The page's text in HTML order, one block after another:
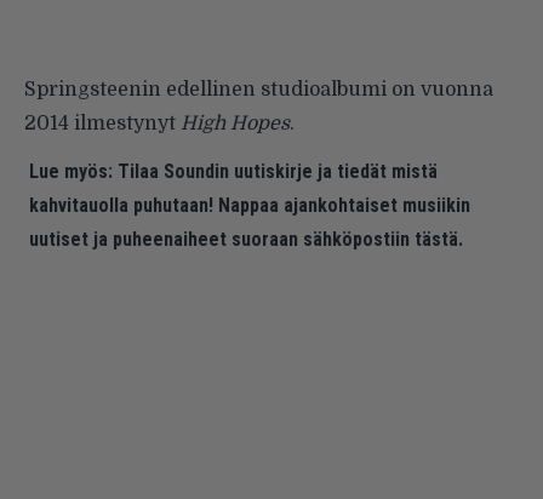
Springsteenin edellinen studioalbumi on vuonna
2014 ilmestynyt High Hopes.
Lue myös: Tilaa Soundin uutiskirje ja tiedät mistä
kahvitauolla puhutaan! Nappaa ajankohtaiset musiikin
uutiset ja puheenaiheet suoraan sähköpostiin tästä.